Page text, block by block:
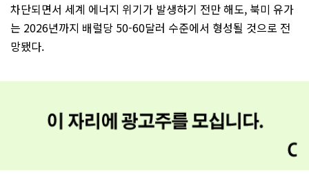
차단되면서 세계 에너지 위기가 발생하기 전만 해도, 북미 유가
는 2026년까지 배럴당 50-60달러 수준에서 형성될 것으로 전
망됐다.